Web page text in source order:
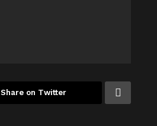
Share on Twitter